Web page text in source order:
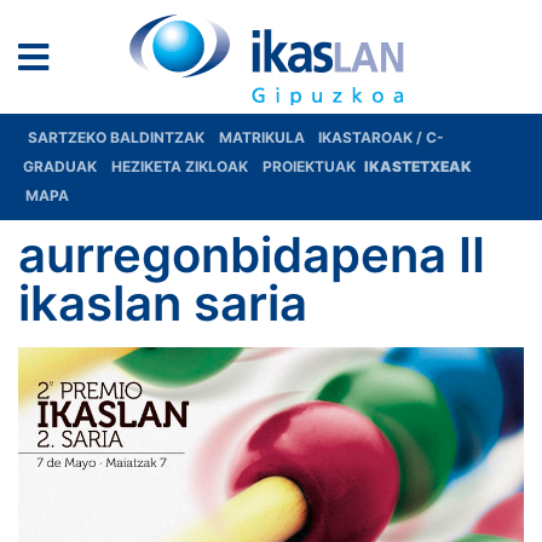
SARTZEKO BALDINTZAK MATRIKULA
IKASTAROAK / C-
GRADUAK
HEZIKETA ZIKLOAK PROIEKTUAK IKASTETXEAK
MAPA
aurregonbidapena II
ikaslan saria